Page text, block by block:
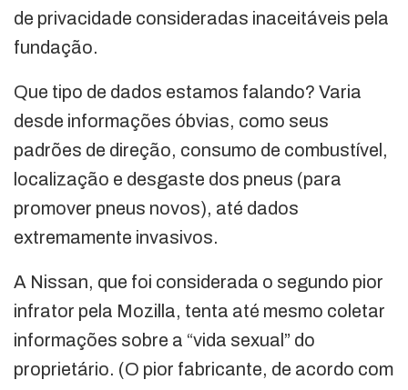
de privacidade consideradas inaceitáveis pela
fundação.
Que tipo de dados estamos falando? Varia
desde informações óbvias, como seus
padrões de direção, consumo de combustível,
localização e desgaste dos pneus (para
promover pneus novos), até dados
extremamente invasivos.
A Nissan, que foi considerada o segundo pior
infrator pela Mozilla, tenta até mesmo coletar
informações sobre a “vida sexual” do
proprietário. (O pior fabricante, de acordo com